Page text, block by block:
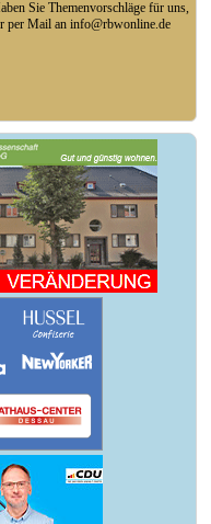
Sie Themenvorschläge für uns,
per Mail an info@rbwonline.de
- VfB 1921 Krieschow